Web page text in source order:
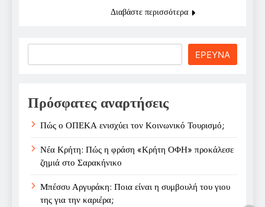
Διαβάστε περισσότερα
ΕΡΕΥΝΑ
Πρόσφατες αναρτήσεις
Πώς ο ΟΠΕΚΑ ενισχύει τον Κοινωνικό Τουρισμό;
Νέα Κρήτη: Πώς η φράση «Κρήτη ΟΦΗ» προκάλεσε
ζημιά στο Σαρακήνικο
Μπέσσυ Αργυράκη: Ποια είναι η συμβουλή του γιου
της για την καριέρα;